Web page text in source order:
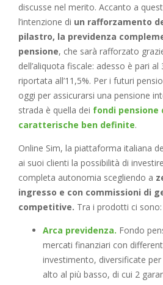
discusse nel merito. Accanto a
l’intenzione di un rafforzamento
pilastro, la previdenza
pensione, che sarà rafforzato
dell’aliquota fiscale: adesso è pari
riportata all’11,5%. Per i futuri
oggi per assicurarsi una pensione
strada è quella dei fondi pensione
caratterische ben definite.
Online Sim, la piattaforma italiana
ai suoi clienti la possibilità di
completa autonomia scegliendo a
ingresso e con commissioni di
competitive. Tra i prodotti ci sono:
Arca previdenza. Fondo
mercati finanziari con
investimento, diversificate
alto al più basso, di cui 2